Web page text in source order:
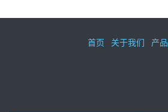
首页 关于我们 产品